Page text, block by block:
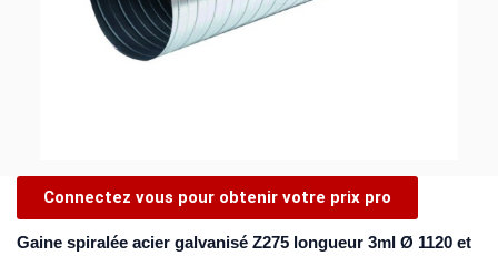
Connectez vous pour obtenir votre prix pro
Gaine spiralée acier galvanisé Z275 longueur 3ml Ø 1120 et